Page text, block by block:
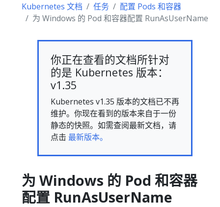
Kubernetes 文档 任务
配置 Pods 和容器
为 Windows 的 Pod 和容器配置 RunAsUserName
你正在查看的文档所针对
的是 Kubernetes 版本：
v1.35
Kubernetes v1.35 版本的文档已不再
维护。你现在看到的版本来自于一份
静态的快照。如需查阅最新文档，请
点击 最新版本。
为 Windows 的 Pod 和容器
配置 RunAsUserName